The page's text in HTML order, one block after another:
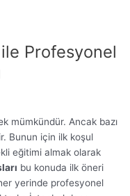
Profesyonel
mümkündür. Ancak bazı
Bunun için ilk koşul
eğitimi almak olarak
bu konuda ilk öneri
yerinde profesyonel